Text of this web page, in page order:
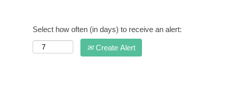
Select how often (in days) to receive an alert:
Create Alert